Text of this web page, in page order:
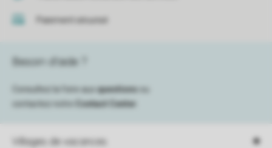
Paiement sécurisé
Villages de vacances
Besoin d’aide ?
Consultez la foire aux questions
contactez notre
Contact Center